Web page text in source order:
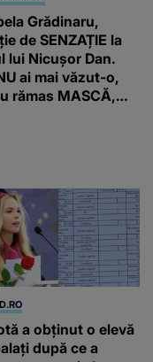
Grădinaru,
de SENZAȚIE la
lui Nicușor Dan.
ai mai văzut-o,
rămas MASCĂ,
a obținut o elevă
după ce a